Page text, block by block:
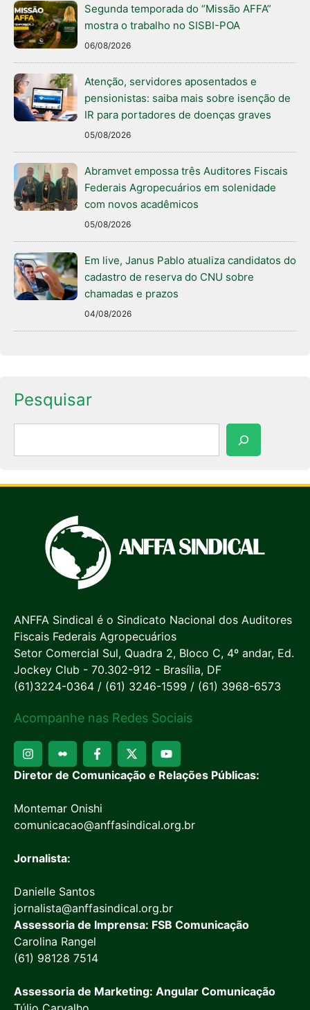
Segunda temporada do “Missão AFFA”
mostra o trabalho no SISBI-POA
06/08/2026
Atenção, servidores aposentados e
pensionistas: saiba mais sobre isenção de
IR para portadores de doenças graves
05/08/2026
Abramvet empossa três Auditores Fiscais
Federais Agropecuários em solenidade
com novos acadêmicos
05/08/2026
Em live, Janus Pablo atualiza candidatos do
cadastro de reserva do CNU sobre
chamadas e prazos
04/08/2026
Pesquisar
ANFFA Sindical é o Sindicato Nacional dos Auditores
Fiscais Federais Agropecuários
Setor Comercial Sul, Quadra 2, Bloco C, 4º andar, Ed.
Jockey Club - 70.302-912 - Brasília, DF
(61)3224-0364 / (61) 3246-1599 / (61) 3968-6573
Acompanhe nas Redes Sociais
Diretor de Comunicação e Relações Públicas:
Montemar Onishi
comunicacao@anffasindical.org.br
Jornalista:
Danielle Santos
jornalista@anffasindical.org.br
Assessoria de Imprensa: FSB Comunicação
Carolina Rangel
(61) 98128 7514
Assessoria de Marketing: Angular Comunicação